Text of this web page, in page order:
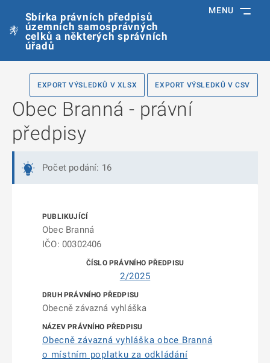
Sbírka právních předpisů
územních samosprávných
celků a některých správních
úřadů
MENU
EXPORT VÝSLEDKŮ V XLSX EXPORT VÝSLEDKŮ V CSV
Obec Branná - právní
předpisy
Počet podání: 16
Obec Branná
IČO: 00302406
2/2025
Obecně závazná vyhláška
Obecně závazná vyhláška obce Branná
o místním poplatku za odkládání